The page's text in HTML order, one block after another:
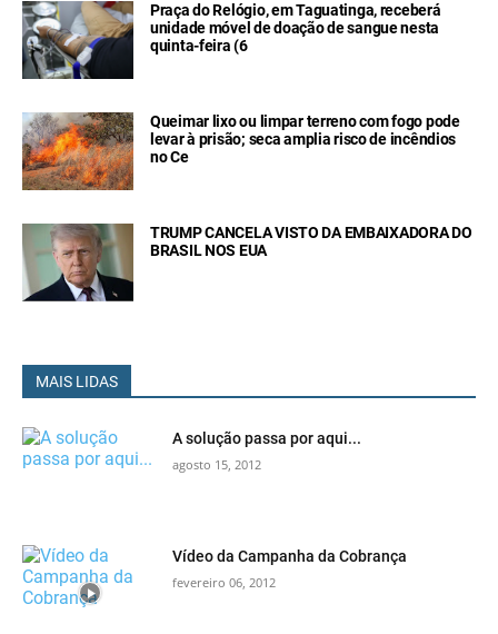
Praça do Relógio, em Taguatinga, receberá
unidade móvel de doação de sangue nesta
quinta-feira (6
Queimar lixo ou limpar terreno com fogo pode
levar à prisão; seca amplia risco de incêndios
no Ce
TRUMP CANCELA VISTO DA EMBAIXADORA DO
BRASIL NOS EUA
MAIS LIDAS
A solução passa por aqui...
agosto 15, 2012
Vídeo da Campanha da Cobrança
fevereiro 06, 2012